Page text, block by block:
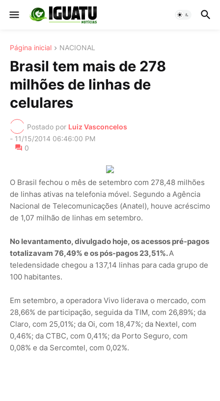
Página inicial NACIONAL
Brasil tem mais de 278
milhões de linhas de
celulares
Postado por Luiz Vasconcelos
- 11/15/2014 06:46:00 PM
0
O Brasil fechou o mês de setembro com 278,48 milhões
de linhas ativas na telefonia móvel. Segundo a Agência
Nacional de Telecomunicações (Anatel), houve acréscimo
de 1,07 milhão de linhas em setembro.
No levantamento, divulgado hoje, os acessos pré-pagos
totalizavam 76,49% e os pós-pagos 23,51%.A
teledensidade chegou a 137,14 linhas para cada grupo de
100 habitantes.
Em setembro, a operadora Vivo liderava o mercado, com
28,66% de participação, seguida da TIM, com 26,89%; da
Claro, com 25,01%; da Oi, com 18,47%; da Nextel, com
0,46%; da CTBC, com 0,41%; da Porto Seguro, com
0,08% e da Sercomtel, com 0,02%.